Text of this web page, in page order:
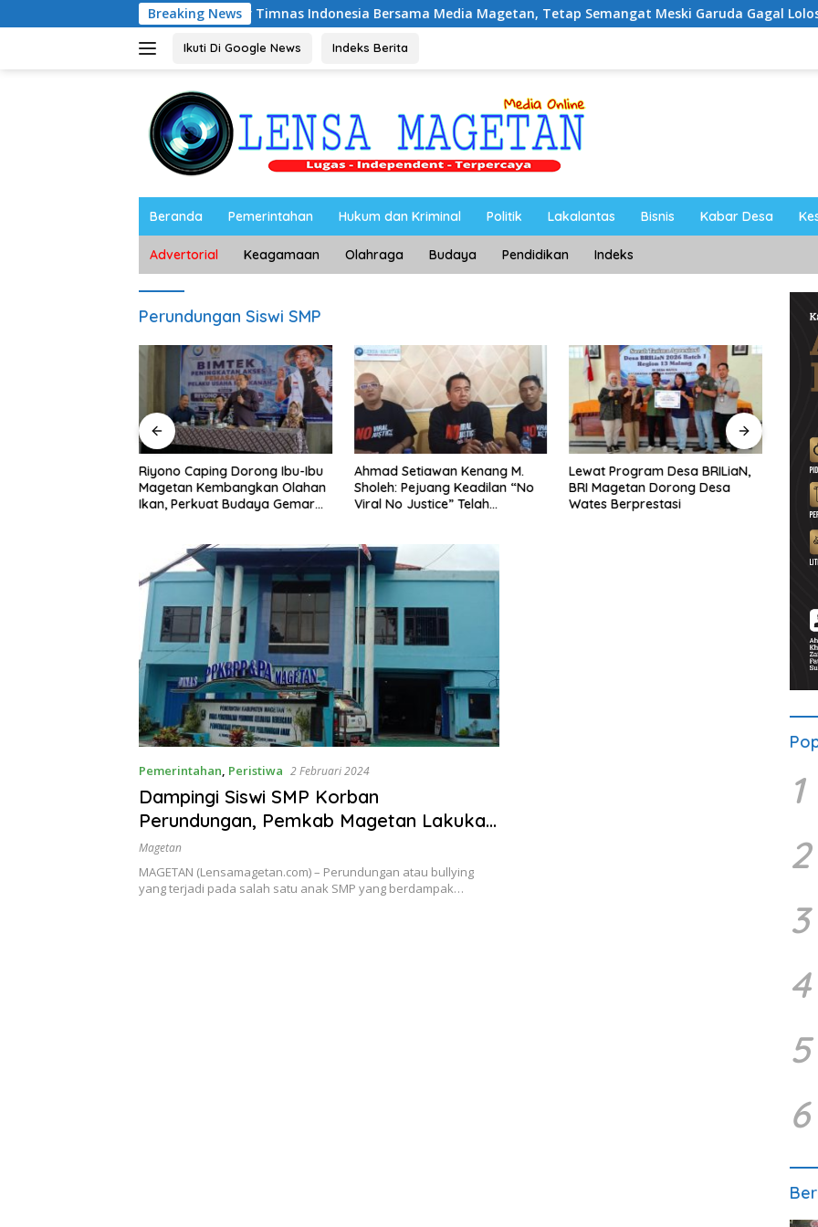
ke
Breaking News
Riyono Caping Nobar Timnas Indonesia Bersama Media Magetan, Tetap Semangat Meski Garuda Gagal Lolos
Ikuti Di Google News Indeks Berita
Beranda Pemerintahan Hukum dan Kriminal Politik Lakalantas Bisnis Kabar Desa
Advertorial Keagamaan Olahraga Budaya Pendidikan Indeks
Perundungan Siswi SMP
Riyono Caping Dorong Ibu-Ibu
Magetan Kembangkan Olahan
Ikan, Perkuat Budaya Gemar
Ahmad Setiawan Kenang M.
Sholeh: Pejuang Keadilan “No
Viral No Justice” Telah
Lewat Program Desa BRILiaN,
BRI Magetan Dorong Desa
Wates Berprestasi
Pemerintahan, Peristiwa 2 Februari 2024
Dampingi Siswi SMP Korban
Perundungan, Pemkab Magetan Lakukan
Beberapa Langkah
Magetan
MAGETAN (Lensamagetan.com) – Perundungan atau bullying
yang terjadi pada salah satu anak SMP yang berdampak…
1
2
3
4
5
6